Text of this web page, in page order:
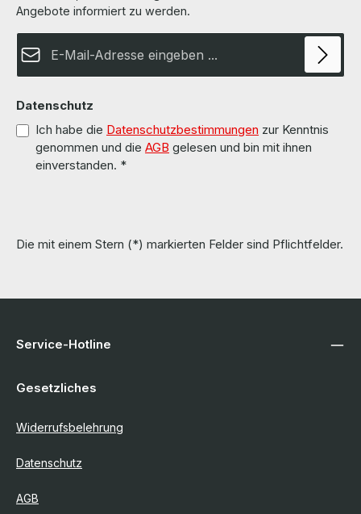
Angebote informiert zu werden.
Datenschutz
Ich habe die Datenschutzbestimmungen zur Kenntnis
genommen und die AGB gelesen und bin mit ihnen
einverstanden. *
Die mit einem Stern (*) markierten Felder sind Pflichtfelder.
Service-Hotline
Gesetzliches
Widerrufsbelehrung
Datenschutz
AGB